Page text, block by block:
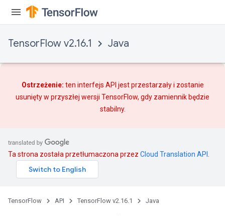
TensorFlow v2.16.1 Java
Ostrzeżenie: ten interfejs API jest przestarzały i zostanie
usunięty w przyszłej wersji TensorFlow, gdy zamiennik będzie
stabilny.
Ta strona została przetłumaczona przez Cloud Translation API
TensorFlow API TensorFlow v2.16.1 Java